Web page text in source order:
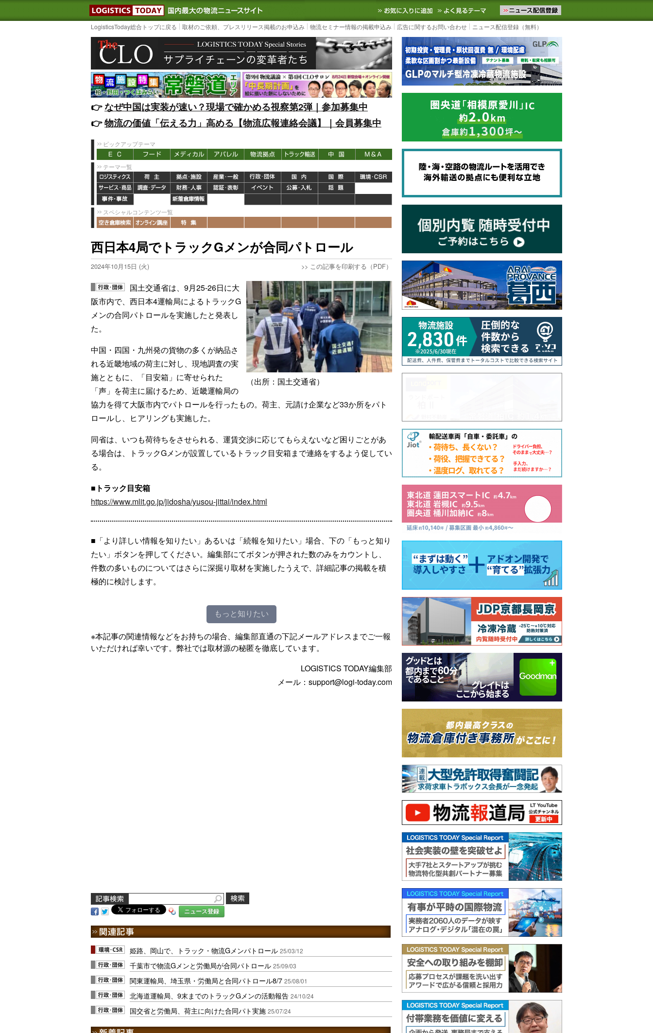
LOGISTICS TODAY｜国内最大の物流ニュースサイト3PL, SCMなど国内外の最新の物流ニュースをお届けします。物流ニュースメール配信を登録す
お気に入りに追加 よく見るテーマ
LogisticsToday総合トップに戻る 取材のご依頼、プレスリリース掲載のお申込み 物流セミナー情報の掲載申込み 広告に関するお問い合わせ ニュース配信登録（無料）
👉️なぜ中国は実装が速い？現場で確かめる視察第2弾｜参加募集中
👉️物流の価値「伝える力」高める【物流広報連絡会議】｜会員募集中
ピックアップテーマ
テーマ一覧
スペシャルコンテンツ一覧
西日本4局でトラックGメンが合同パトロール
2024年10月15日 (火) >> この記事を印刷する（PDF）
（出所：国土交通省）
国土交通省は、9月25-26日に大
阪市内で、西日本4運輸局によるトラックG
メンの合同パトロールを実施したと発表し
た。
中国・四国・九州発の貨物の多くが納品さ
れる近畿地域の荷主に対し、現地調査の実
施とともに、「目安箱」に寄せられた
「声」を荷主に届けるため、近畿運輸局の
協力を得て大阪市内でパトロールを行ったもの。荷主、元請け企業など33か所をパト
ロールし、ヒアリングも実施した。
同省は、いつも荷待ちをさせられる、運賃交渉に応じてもらえないなど困りごとがあ
る場合は、トラックGメンが設置しているトラック目安箱まで連絡をするよう促してい
る。
■トラック目安箱
https://www.mlit.go.jp/jidosha/yusou-jittai/index.html
■「より詳しい情報を知りたい」あるいは「続報を知りたい」場合、下の「もっと知り
たい」ボタンを押してください。編集部にてボタンが押された数のみをカウントし、
件数の多いものについてはさらに深掘り取材を実施したうえで、詳細記事の掲載を積
極的に検討します。
もっと知りたい
※本記事の関連情報などをお持ちの場合、編集部直通の下記メールアドレスまでご一報
いただければ幸いです。弊社では取材源の秘匿を徹底しています。
LOGISTICS TODAY編集部
メール：support@logi-today.com
ニュース登録
姫路、岡山で、トラック・物流Gメンパトロール 25/03/12
千葉市で物流Gメンと労働局が合同パトロール 25/09/03
関東運輸局、埼玉県・労働局と合同パトロール8/7 25/08/01
北海道運輸局、9末までのトラックGメンの活動報告 24/10/24
国交省と労働局、荷主に向けた合同パト実施 25/07/24